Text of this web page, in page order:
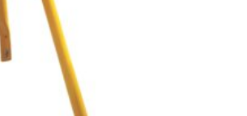
mehrere
Varianten
Optionen